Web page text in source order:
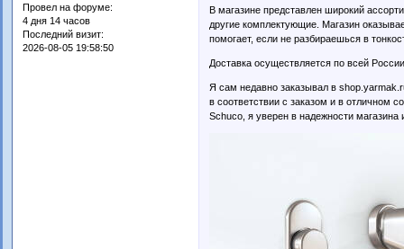
Провел на форуме:
4 дня 14 часов
Последний визит:
2026-08-05 19:58:50
В магазине представлен широкий
другие комплектующие. Магазин
помогает, если не разбираешься в
Доставка осуществляется по всей
Я сам недавно заказывал в
в соответствии с заказом и в отличном
Schuco, я уверен в надежности магазина